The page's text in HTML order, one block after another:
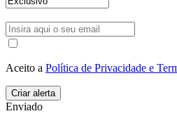
Aceito a Política de Privacidade e
Enviado